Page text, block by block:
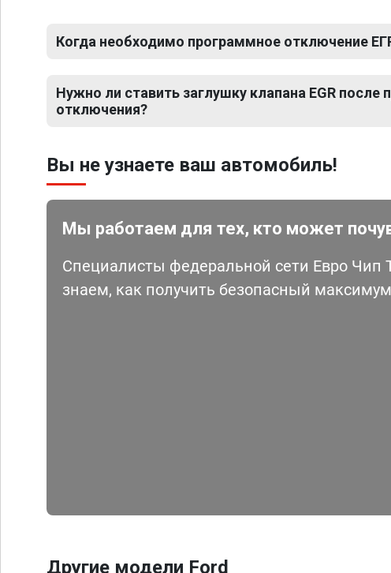
Когда необходимо программное отключение
Нужно ли ставить заглушку клапана EGR после
отключения?
Вы не узнаете ваш автомобиль!
Мы работаем для тех, кто может
Специалисты федеральной сети Евро Чип
знаем, как получить безопасный
Другие модели Ford